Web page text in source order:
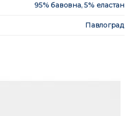
95% бавовна, 5% еластан
Павлоград